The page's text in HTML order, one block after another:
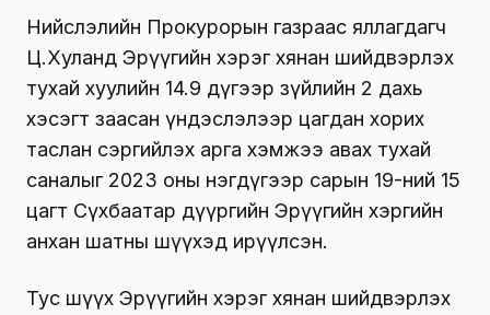
Нийслэлийн Прокурорын газраас яллагдагч
Ц.Хуланд Эрүүгийн хэрэг хянан шийдвэрлэх
тухай хуулийн 14.9 дүгээр зүйлийн 2 дахь
хэсэгт заасан үндэслэлээр цагдан хорих
таслан сэргийлэх арга хэмжээ авах тухай
саналыг 2023 оны нэгдүгээр сарын 19-ний 15
цагт Сүхбаатар дүүргийн Эрүүгийн хэргийн
анхан шатны шүүхэд ирүүлсэн.
Тус шүүх Эрүүгийн хэрэг хянан шийдвэрлэх